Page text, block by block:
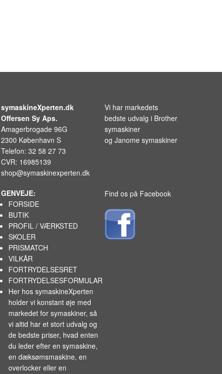
symaskineXperten.dk
Offersen Sy Aps.
Amagerbrogade 96G
2300 København S
Telefon: 32 58 27 73
CVR: 16985139
shop@symaskinexperten.dk
Vi har markedets
bedste udvalg i Brother
symaskiner
og Janome symaskiner
GENVEJE:
FORSIDE
BUTIK
PROFIL / VÆRKSTED
SKOLER
PRISMATCH
VILKÅR
FORTRYDELSESRET
FORTRYDELSESFORMULAR
Her hos symaskineXperten
holder vi konstant øje med
markedet forsymaskiner, så
vi altid har et stort udvalg og
de bedste priser, hvad enten
du leder efter en symaskine,
en dæksømsmaskine, en
overlocker eller en
Find os på Facebook